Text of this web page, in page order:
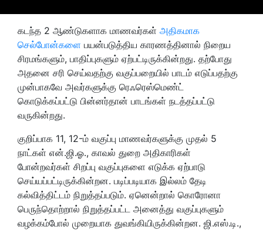
கடந்த 2 ஆண்டுகளாக மாணவர்கள் அதிகமாக
செல்போன்களை பயன்படுத்திய காரணத்தினால் நிறைய
சிரமங்களும், பாதிப்புகளும் ஏற்பட்டிருக்கின்றது. தற்போது
அதனை சரி செய்வதற்கு வகுப்பறையில் பாடம் எடுப்பதற்கு
முன்பாகவே அவர்களுக்கு ரெஃரெஸ்மெண்ட்
கொடுக்கப்பட்டு பின்னர்தான் பாடங்கள் நடத்தப்பட்டு
வருகின்றது.
குறிப்பாக 11, 12-ம் வகுப்பு மாணவர்களுக்கு முதல் 5
நாட்கள் என்.ஜி.ஓ., காவல் துறை அதிகாரிகள்
போன்றவர்கள் சிறப்பு வகுப்புகளை எடுக்க ஏற்பாடு
செய்யப்பட்டிருக்கின்றன. படிப்படியாக இல்லம் தேடி
கல்வித்திட்டம் நிறுத்தப்படும். ஏனென்றால் கொரோனா
பெருந்தொற்றால் நிறுத்தப்பட்ட அனைத்து வகுப்புகளும்
வழக்கம்போல் முறையாக துவங்கியிருக்கின்றன. ஜி.எஸ்.டி.,